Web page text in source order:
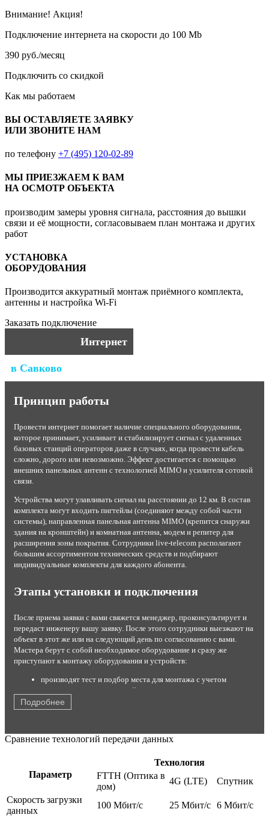
Внимание! Акция!
Подключение интернета на скорости до 100 Mb
390 руб./месяц
Подключить со скидкой
Как мы работаем
ВЫ ОСТАВЛЯЕТЕ ЗАЯВКУ
ИЛИ ЗВОНИТЕ НАМ
по телефону +7 (495) 120-02-89
МЫ ПРИЕЗЖАЕМ К ВАМ
НА ОСМОТР ОБЪЕКТА
производим замеры уровня сигнала, расстояния до вышки
связи и её мощности, согласовываем план монтажа и других
работ
УСТАНОВКА
ОБОРУДОВАНИЯ
Производится аккуратный монтаж приёмного комплекта,
антенны и настройка Wi-Fi
Заказать подключение
Интернет
в Савково
Принцип работы
Провести интернет помогает наличие специального оборудования,
которое принимает, усиливает и стабилизирует сигнал с удаленных
базовых станций операторов даже в случаях, когда провести кабель
сложно, дорого или невозможно. Эффект достигается с помощью
внешних панельных антенн с технологией MIMO и усилителя сотовой
связи.
Устройства могут улавливать сигнал на расстоянии до 12 км. В состав
комплекта могут входить пигтейлы (соединяют между собой части
системы), направленная панельная антенна MIMO (крепится снаружи
здания на кронштейн) и комнатная антенна, модем и репитер для
расширения зоны покрытия. Сотрудники live-telecom располагают
большим ассортиментом технических средств и подбирают
индивидуальные комплекты для каждого абонента.
Этапы установки и подключения
После приема заявки с вами свяжется менеджер, проконсультирует и
передаст инженеру вашу заявку. После этого сотрудники выезжают на
объект в этот же или на следующий день по согласованию с вами.
Мастера берут с собой необходимое оборудование и сразу же
приступают к монтажу оборудования и устройств:
производят тест и подбор места для монтажа с учетом
результатов теста и условий эксплуатации;
устанавливают комплект на стену или крышу;
настраивают максимальный прием сигнала от станции;
кодируют канал от постороннего вмешательства;
производят тестирование работы оборудования в
После этого быстрый интернет со стабильным соединением готов к
работе. Для абонентов с разными потребностями мы предлагаем
скорости на выгодных условиях. Вне зависимости от тарифа заказчики
Подробнее
Сравнение технологий передачи данных
Параметр
Технология
FTTH (Оптика в
дом)
4G (LTE)
Спутник
Скорость загрузки
данных
100 Мбит/c 25 Мбит/c 6 Мбит/c